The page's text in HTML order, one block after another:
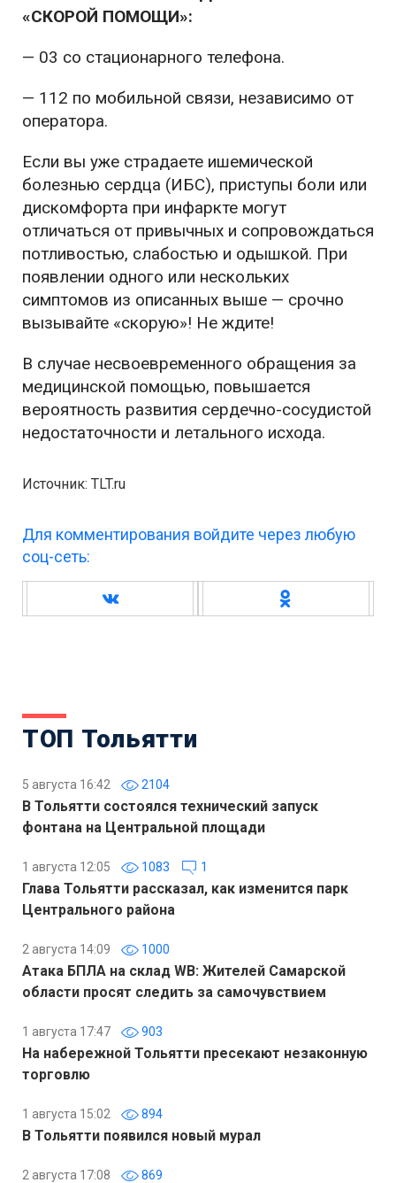
«СКОРОЙ ПОМОЩИ»:
— 03 со стационарного телефона.
— 112 по мобильной связи, независимо от
оператора.
Если вы уже страдаете ишемической
болезнью сердца (ИБС), приступы боли или
дискомфорта при инфаркте могут
отличаться от привычных и сопровождаться
потливостью, слабостью и одышкой. При
появлении одного или нескольких
симптомов из описанных выше — срочно
вызывайте «скорую»! Не ждите!
В случае несвоевременного обращения за
медицинской помощью, повышается
вероятность развития сердечно-сосудистой
недостаточности и летального исхода.
Источник: TLT.ru
Для комментирования войдите через любую
соц-сеть:
ТОП Тольятти
5 августа 16:42 2104
В Тольятти состоялся технический запуск
фонтана на Центральной площади
1 августа 12:05 1083 1
Глава Тольятти рассказал, как изменится парк
Центрального района
2 августа 14:09 1000
Атака БПЛА на склад WB: Жителей Самарской
области просят следить за самочувствием
1 августа 17:47 903
На набережной Тольятти пресекают незаконную
торговлю
1 августа 15:02 894
В Тольятти появился новый мурал
2 августа 17:08 869